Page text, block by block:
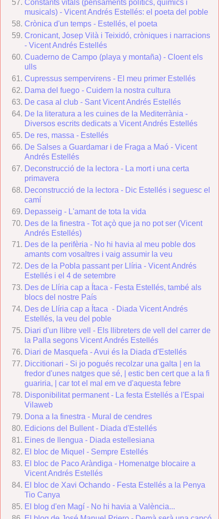
Constants vitals (pensaments polítics, químics i
musicals) - Vicent Andrés Estellés: el poeta del poble
Crònica d'un temps - Estellés, el poeta
Cronicant, Josep Vilà i Teixidó, cròniques i narracions
- Vicent Andrés Estellés
Cuaderno de Campo (playa y montaña) - Cloent els
ulls
Cupressus sempervirens - El meu primer Estellés
Dama del fuego - Cuidem la nostra cultura
De casa al club - Sant Vicent Andrés Estellés
De la literatura a les cuines de la Mediterrània -
Diversos escrits dedicats a Vicent Andrés Estellés
De res, massa - Estellés
De Salses a Guardamar i de Fraga a Maó - Vicent
Andrés Estellés
Deconstrucció de la lectora - La mort i una certa
primavera
Deconstrucció de la lectora - Dic Estellés i seguesc el
camí
Depasseig - L'amant de tota la vida
Des de la finestra - Tot açò que ja no pot ser (Vicent
Andrés Estellés)
Des de la perifèria - No hi havia al meu poble dos
amants com vosaltres i vaig assumir la veu
Des de la Pobla passant per Llíria - Vicent Andrés
Estellés i el 4 de setembre
Des de Llíria cap a Ítaca - Festa Estellés, també als
blocs del nostre País
Des de Llíria cap a Ítaca - Diada Vicent Andrés
Estellés, la veu del poble
Diari d'un llibre vell - Els llibreters de vell del carrer de
la Palla segons Vicent Andrés Estellés
Diari de Masquefa - Avui és la Diada d'Estellés
Diccitionari - Si jo pogués recolzar una galta | en la
fredor d'unes natges que sé, | estic ben cert que a la fi
guariria, | car tot el mal em ve d'aquesta febre
Disponibilitat permanent - La festa Estellés a l'Espai
Vilaweb
Dona a la finestra - Mural de cendres
Edicions del Bullent- Diada d'Estellés
Eines de llengua - Diada estellesiana
El bloc de Miquel - Sempre Estellés
El bloc de Paco Aràndiga - Homenatge blocaire a
Vicent Andrés Estellés
El bloc de Xavi Ochando - Festa Estellés a la Penya
Tio Canya
El blog d'en Magí - No hi havia a València...